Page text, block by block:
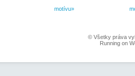
motívu»
© Všetky práva
Running on